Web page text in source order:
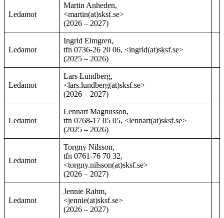
Ledamot
Martin Anheden,
<martin(at)sksf.se>
(2026 – 2027)
Ledamot
Ingrid Elmgren,
tfn 0736-26 20 06, <ingrid(at)sksf.se>
(2025 – 2026)
Ledamot
Lars Lundberg,
<lars.lundberg(at)sksf.se>
(2026 – 2027)
Ledamot
Lennart Magnusson,
tfn 0768-17 05 05, <lennart(at)sksf.se>
(2025 – 2026)
Ledamot
Torgny Nilsson,
tfn 0761-76 70 32,
<torgny.nilsson(at)sksf.se>
(2026 – 2027)
Ledamot
Jennie Rahm,
<jennie(at)sksf.se>
(2026 – 2027)